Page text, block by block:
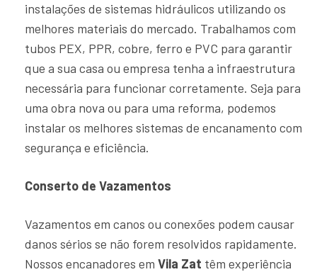
instalações de sistemas hidráulicos utilizando os
melhores materiais do mercado. Trabalhamos com
tubos PEX, PPR, cobre, ferro e PVC para garantir
que a sua casa ou empresa tenha a infraestrutura
necessária para funcionar corretamente. Seja para
uma obra nova ou para uma reforma, podemos
instalar os melhores sistemas de encanamento com
segurança e eficiência.
Conserto de Vazamentos
Vazamentos em canos ou conexões podem causar
danos sérios se não forem resolvidos rapidamente.
Nossos encanadores em Vila Zat têm experiência